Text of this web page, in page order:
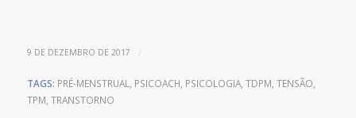
9 DE DEZEMBRO DE 2017 /
TAGS: PRÉ-MENSTRUAL PSICOACH PSICOLOGIA, TDPM TENSÃO
TPM TRANSTORNO